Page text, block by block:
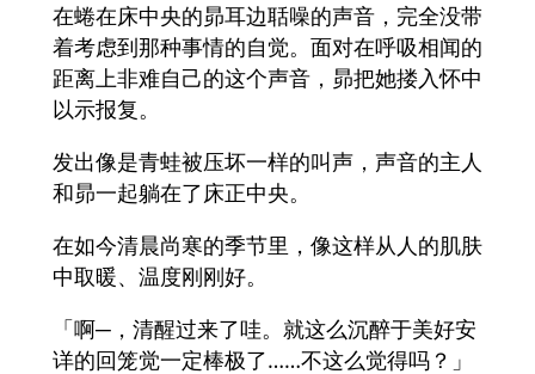
在蜷在床中央的昴耳边聒噪的声音，完全没带
着考虑到那种事情的自觉。面对在呼吸相闻的
距离上非难自己的这个声音，昴把她搂入怀中
以示报复。
发出像是青蛙被压坏一样的叫声，声音的主人
和昴一起躺在了床正中央。
在如今清晨尚寒的季节里，像这样从人的肌肤
中取暖、温度刚刚好。
「啊─，清醒过来了哇。就这么沉醉于美好安
详的回笼觉一定棒极了……不这么觉得吗？」